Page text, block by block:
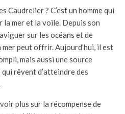
Caudrelier ? C’est un homme qui
mer et la voile. Depuis son
sur les océans et de
peut offrir. Aujourd’hui, il est
mais aussi une source
rêvent d’atteindre des
plus sur la récompense de